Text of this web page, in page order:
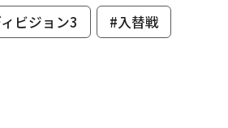
ビジョン3 #入替戦